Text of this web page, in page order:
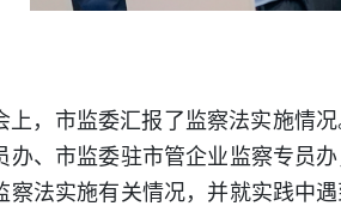
上，市监委汇报了监察法实施情
办、市监委驻市管企业监察专员
察法实施有关情况，并就实践中